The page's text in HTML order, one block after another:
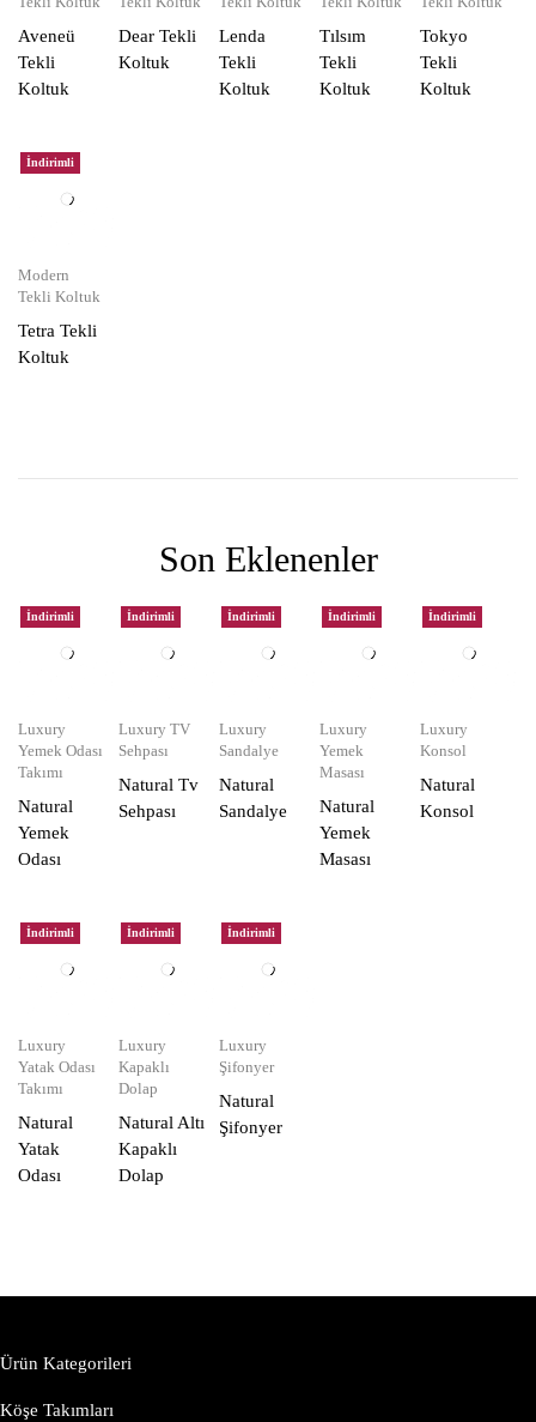
Aveneü
Tekli
Koltuk
Dear Tekli
Koltuk
Lenda
Tekli
Koltuk
Tılsım
Tekli
Koltuk
Tokyo
Tekli
Koltuk
İndirimli
Modern
Tekli Koltuk
Tetra Tekli
Koltuk
Son Eklenenler
İndirimli
Luxury
Yemek Odası
Takımı
Natural
Yemek
Odası
İndirimli
Luxury TV
Sehpası
Natural Tv
Sehpası
İndirimli
Luxury
Sandalye
Natural
Sandalye
İndirimli
Luxury
Yemek
Masası
Natural
Yemek
Masası
İndirimli
Luxury
Konsol
Natural
Konsol
İndirimli
Luxury
Yatak Odası
Takımı
Natural
Yatak
Odası
İndirimli
Luxury
Kapaklı
Dolap
Natural Altı
Kapaklı
Dolap
İndirimli
Luxury
Şifonyer
Natural
Şifonyer
Ürün Kategorileri
Köşe Takımları